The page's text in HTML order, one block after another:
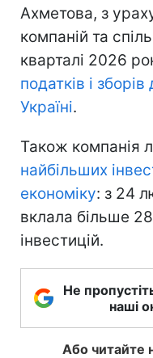
Ахметова, з
компаній та
кварталі 2026
податків і
Україні.
Також компанія
найбільших
економіку: з 24
вклала більше
інвестицій.
Не
наші
Або читайте